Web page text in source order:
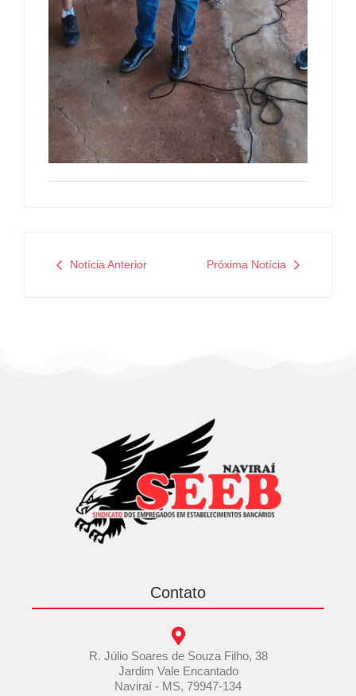
Notícia Anterior Próxima Notícia
Contato
R. Júlio Soares de Souza Filho, 38
Jardim Vale Encantado
Naviraí - MS, 79947-134